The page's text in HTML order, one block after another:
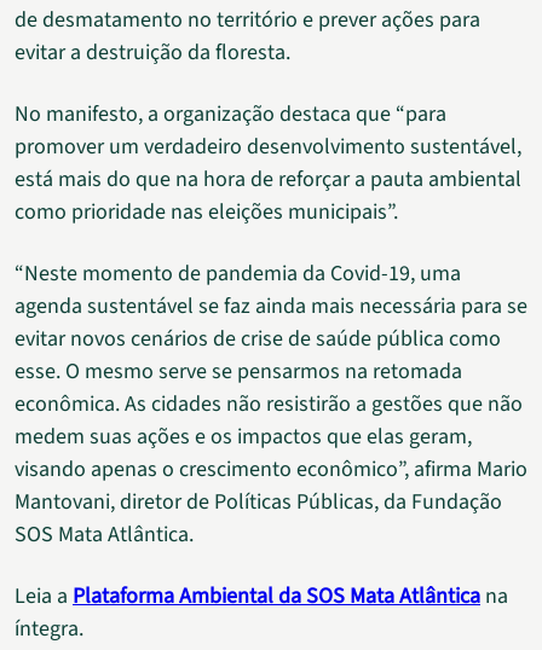
de desmatamento no território e prever ações para
evitar a destruição da floresta.
No manifesto, a organização destaca que “para
promover um verdadeiro desenvolvimento sustentável,
está mais do que na hora de reforçar a pauta ambiental
como prioridade nas eleições municipais”.
“Neste momento de pandemia da Covid-19, uma
agenda sustentável se faz ainda mais necessária para se
evitar novos cenários de crise de saúde pública como
esse. O mesmo serve se pensarmos na retomada
econômica. As cidades não resistirão a gestões que não
medem suas ações e os impactos que elas geram,
visando apenas o crescimento econômico”, afirma Mario
Mantovani, diretor de Políticas Públicas, da Fundação
SOS Mata Atlântica.
Leia a Plataforma Ambiental da SOS Mata Atlântica na
íntegra.